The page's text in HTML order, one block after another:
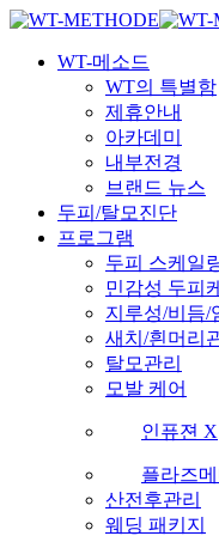
국내 최초
국내 최초
Skip
main
Menu
WT-메소드
WT의 특별함
제휴안내
아카데미
내부전경
브랜드 뉴스
두피/탈모진단
프로그램
두피 스케일
민감성 두피
지루성/비듬/
새치/흰머리
탈모관리
모발 케어
인퓨젼 X
플라즈
산전후관리
웨딩 패키지